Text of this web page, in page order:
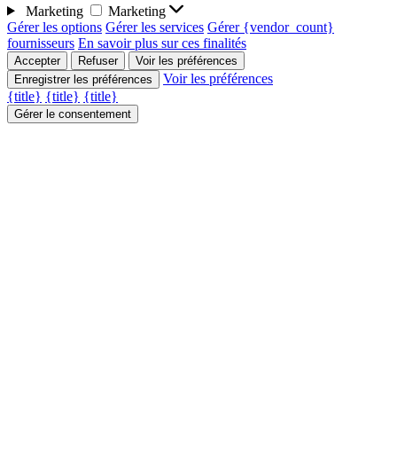
Marketing
Marketing
Gérer les options Gérer les services Gérer {vendor_count}
fournisseurs En savoir plus sur ces finalités
Accepter Refuser
Voir les préférences
Enregistrer les préférences
Voir les préférences
{title} {title} {title}
Gérer le consentement